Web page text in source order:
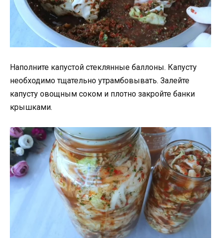
Наполните капустой стеклянные баллоны. Капусту
необходимо тщательно утрамбовывать. Залейте
капусту овощным соком и плотно закройте банки
крышками.